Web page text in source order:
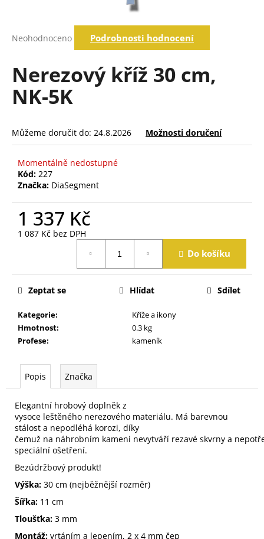
hodnocení
0,0
Neohodnoceno Podrobnosti hodnocení
Nerezový kříž 30 cm,
NK-5K
Můžeme doručit do: 24.8.2026 Možnosti doručení
Momentálně nedostupné
Kód: 227
Značka: DiaSegment
1 337 Kč
1 087 Kč bez DPH
Do košíku
Kategorie:
Kříže a ikony
Hmotnost:
0.3 kg
Profese: kameník
Zeptat se Hlídat Sdílet
Popis Značka
Elegantní hrobový doplněk z
vysoce leštěného nerezového materiálu. Má barevnou
stálost a nepodléhá korozi, díky
čemuž na náhrobním kameni nevytváří rezavé skvrny a
speciální ošetření.
Bezúdržbový produkt!
Výška: 30 cm (nejběžnější rozměr)
Šířka: 11 cm
Tloušťka: 3 mm
Montáž: vrtáním a lepením, 2 x 4 mm čep
j
í
?
D
o
p
o
u
j
e
m
e